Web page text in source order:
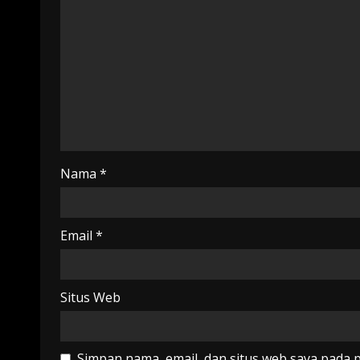
Nama *
Email *
Situs Web